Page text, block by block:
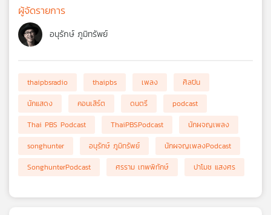
ผู้จัดรายการ
อนุรักษ์ ภูมิทรัพย์
thaipbsradio thaipbs เพลง
ศิลปิน
นักแสดง
คอนเสิร์ต ดนตรี
podcast
Thai PBS Podcast
ThaiPBSPodcast
นักผจญเพลง
songhunter
อนุรักษ์ ภูมิทรัพย์
นักผจญเพลงPodcast
SonghunterPodcast
ศรราม เทพพิทักษ์ ปาโมช แสงศร